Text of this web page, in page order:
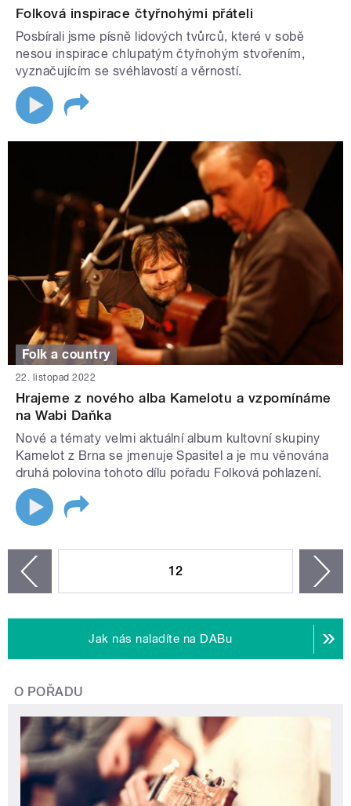
Folková inspirace čtyřnohými přáteli
Posbírali jsme písně lidových tvůrců, které v sobě
nesou inspirace chlupatým čtyřnohým stvořením,
vyznačujícím se svéhlavostí a věrností.
Folk a country
22. listopad 2022
Hrajeme z nového alba Kamelotu a vzpomínáme
na Wabi Daňka
Nové a tématy velmi aktuální album kultovní skupiny
Kamelot z Brna se jmenuje Spasitel a je mu věnována
druhá polovina tohoto dílu pořadu Folková pohlazení.
12
Jak nás naladíte na DABu
O POŘADU